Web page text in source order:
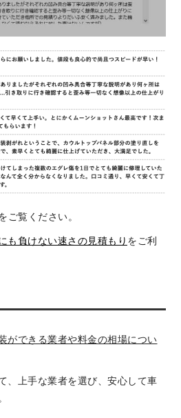
ご覧ください。
も負けない速さの見積もり をご利
ができる業者や料金の相場につい
、上手な業者を選び、安心して車